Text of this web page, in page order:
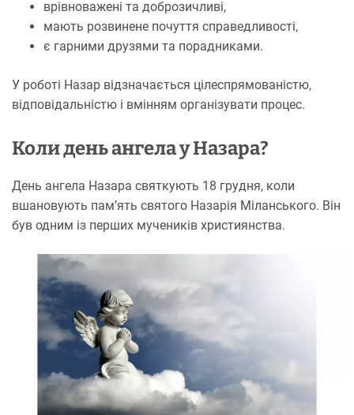
врівноважені та доброзичливі,
мають розвинене почуття справедливості,
є гарними друзями та порадниками.
У роботі Назар відзначається цілеспрямованістю,
відповідальністю і вмінням організувати процес.
Коли день ангела у Назара?
День ангела Назара святкують 18 грудня, коли
вшановують пам’ять святого Назарія Міланського. Він
був одним із перших мучеників християнства.